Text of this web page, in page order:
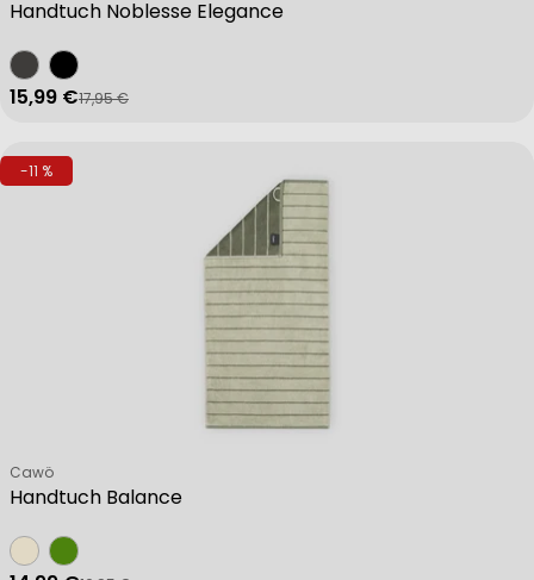
Handtuch Noblesse Elegance
Verkaufspreis
15,99 €
Regulärer Preis
17,95 €
-11 %
Handtuch Balance
Verkäufer:
Cawö